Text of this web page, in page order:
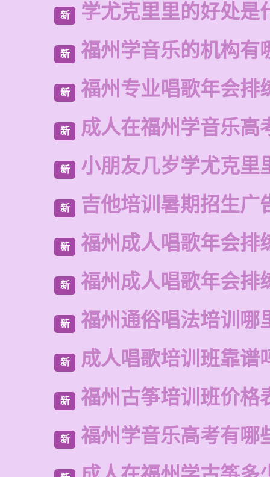
新 学尤克里里的好处是
新 福州学音乐的机构有
新 福州专业唱歌年会排
新 成人在福州学音乐高
新 小朋友几岁学尤克里
新 吉他培训暑期招生广
新 福州成人唱歌年会排
新 福州成人唱歌年会排
新 福州通俗唱法培训哪
新 成人唱歌培训班靠谱
新 福州古筝培训班价格
新 福州学音乐高考有哪